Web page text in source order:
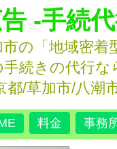
-手続
の「地域密着
手続きの代行
都/草加市/八潮
料金 事務